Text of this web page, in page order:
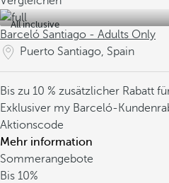
All inclusive
Barceló Santiago - Adults Only
Puerto Santiago, Spain
Bis zu 10 % zusätzlicher Rabatt
Exklusiver my Barceló-
Aktionscode
Mehr information
Sommerangebote
Bis 10%